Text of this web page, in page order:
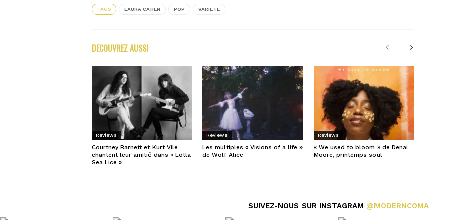
une
nouvellenouvelle
TAGS LAURA CAHEN POP VARIÉTÉ
DECOUVREZ AUSSI
Reviews
Courtney Barnett et Kurt Vile
chantent leur amitié dans « Lotta
Sea Lice »
Reviews
Les multiples « Visions of a life »
de Wolf Alice
Reviews
« We used to bloom » de Denai
Moore, printemps soul
SUIVEZ-NOUS SUR INSTAGRAM @MODERNCOMA